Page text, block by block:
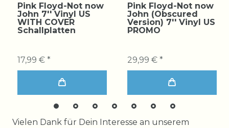
Pink Floyd-Not now
John 7'' Vinyl US
WITH COVER
Schallplatten
17,99 € *
Pink Floyd-Not now
John (Obscured
Version) 7'' Vinyl US
PROMO
29,99 € *
Vielen Dank für Dein Interesse an unserem
Ceres::Template.mailFormHoneypotLabel